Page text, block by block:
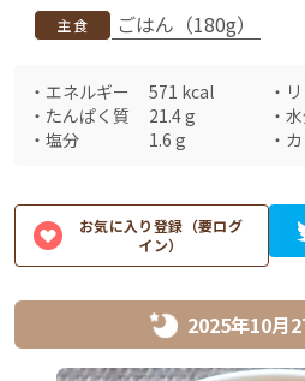
主食 ごはん（180g）
・ エネルギー 571 kcal ・
・ たんぱく質 21.4g ・
・ 塩分 1.6 g ・
お気に入り登録（要ログ
イン）
2025年10月